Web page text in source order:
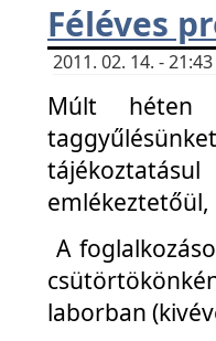
Féléves
2011. 02. 14. -
Múlt héten
emlékeztetőül,
A
laborban